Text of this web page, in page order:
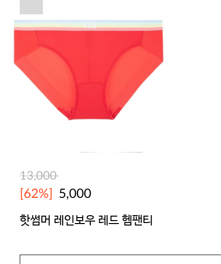
13,000
[62%] 5,000
핫썸머 레인보우 레드 헴팬티